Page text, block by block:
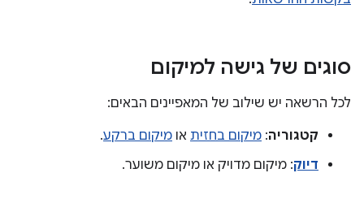
סוגים של גישה למיקום
לכל הרשאה יש שילוב של המאפיינים הבאים:
קטגוריה: מיקום בחזית או מיקום ברקע.
דיוק: מיקום מדויק או מיקום משוער.